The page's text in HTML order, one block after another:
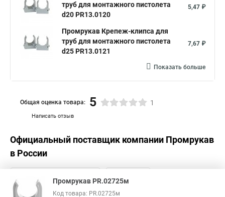
труб для монтажного пистолета
d20 PR13.0120
5,47 ₽
Промрукав Крепеж-клипса для
труб для монтажного пистолета
d25 PR13.0121
7,67 ₽
Показать больше
Написать отзыв
Общая оценка товара: 5 1
Официальный поставщик компании Промрукав
в России
Промрукав PR.02725м
Код товара: PR.02725м